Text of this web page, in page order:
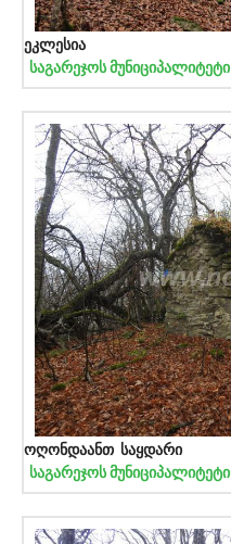
ეკლესია
საგარეჯოს მუნიციპალიტეტი
ოღონდაანთ საყდარი
საგარეჯოს მუნიციპალიტეტი